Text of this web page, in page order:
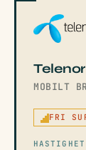
Telenor
MOBILT
FRI
HASTIGHET